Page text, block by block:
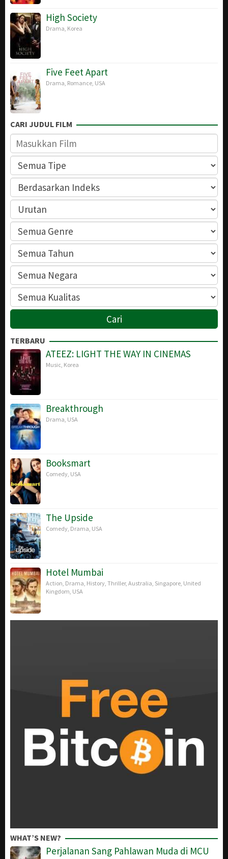
High Society
Drama Korea
Five Feet Apart
Drama Romance USA
CARI JUDUL FILM
TERBARU
ATEEZ: LIGHT THE WAY IN CINEMAS
Music Korea
Breakthrough
Drama USA
Booksmart
Comedy USA
The Upside
Comedy Drama USA
Hotel Mumbai
Action Drama History Thriller, Australia Singapore United
Kingdom USA
WHAT’S NEW?
Perjalanan Sang Pahlawan Muda di MCU